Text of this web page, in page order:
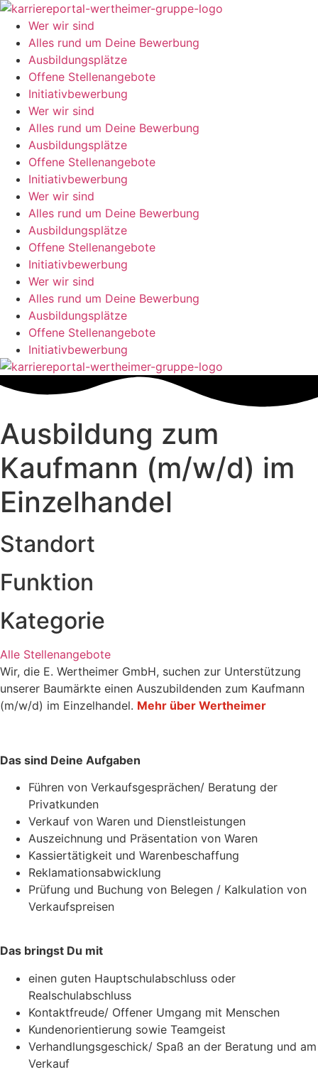
Zum
Inhalt
springen
Wer wir sind
Alles rund um Deine Bewerbung
Ausbildungsplätze
Offene Stellenangebote
Initiativbewerbung
Wer wir sind
Alles rund um Deine Bewerbung
Ausbildungsplätze
Offene Stellenangebote
Initiativbewerbung
Wer wir sind
Alles rund um Deine Bewerbung
Ausbildungsplätze
Offene Stellenangebote
Initiativbewerbung
Wer wir sind
Alles rund um Deine Bewerbung
Ausbildungsplätze
Offene Stellenangebote
Initiativbewerbung
Ausbildung zum
Kaufmann (m/w/d) im
Einzelhandel
Standort
Funktion
Kategorie
Alle StellenangeboteAlle Stellenangebote
Wir, die E. Wertheimer GmbH, suchen zur Unterstützung
unserer Baumärkte einen Auszubildenden zum Kaufmann
(m/w/d) im Einzelhandel. Mehr über Wertheimer
Das sind Deine Aufgaben
Führen von Verkaufsgesprächen/ Beratung der
Privatkunden
Verkauf von Waren und Dienstleistungen
Auszeichnung und Präsentation von Waren
Kassiertätigkeit und Warenbeschaffung
Reklamationsabwicklung
Prüfung und Buchung von Belegen / Kalkulation von
Verkaufspreisen
Das bringst Du mit
einen guten Hauptschulabschluss oder
Realschulabschluss
Kontaktfreude/ Offener Umgang mit Menschen
Kundenorientierung sowie Teamgeist
Verhandlungsgeschick/ Spaß an der Beratung und am
Verkauf